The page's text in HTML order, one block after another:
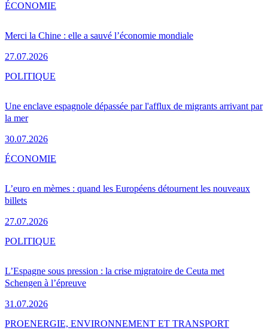
Merci la Chine : elle a sauvé l’économie mondiale
27.07.2026
ÉCONOMIE
Une enclave espagnole dépassée par l'afflux de migrants arrivant par
la mer
30.07.2026
POLITIQUE
L’euro en mèmes : quand les Européens détournent les nouveaux
billets
27.07.2026
ÉCONOMIE
L’Espagne sous pression : la crise migratoire de Ceuta met
Schengen à l’épreuve
31.07.2026
POLITIQUE
PROENERGIE, ENVIRONNEMENT ET TRANSPORT